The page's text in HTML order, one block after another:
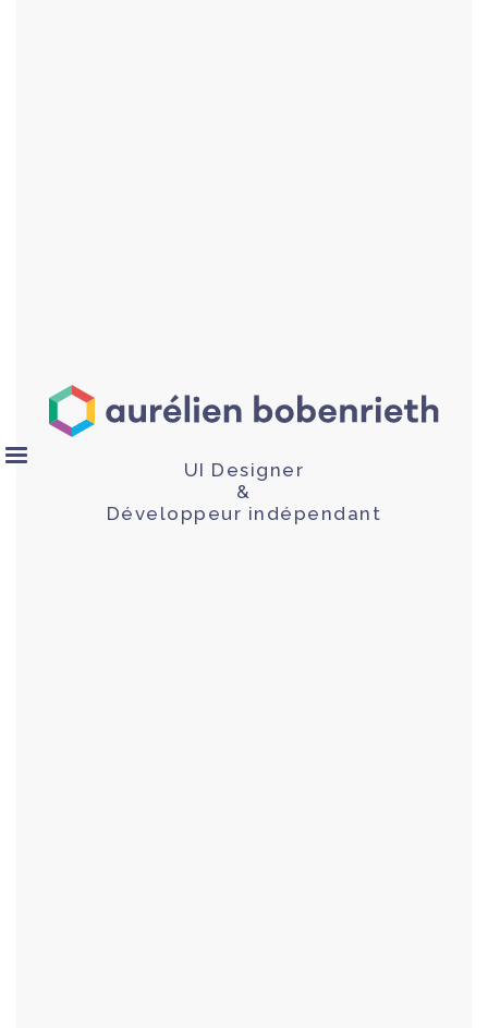
UI Designer
&
Développeur indépendant